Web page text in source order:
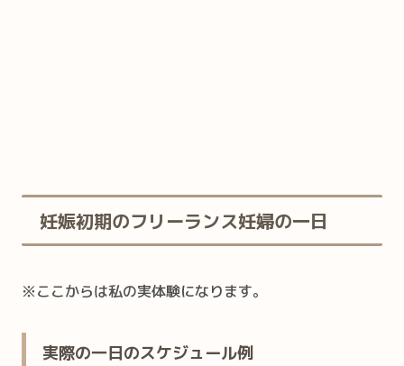
妊娠初期のフリーランス妊婦の一日
※ここからは私の実体験になります。
実際の一日のスケジュール例